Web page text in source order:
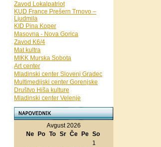
Zavod Lokalpatriot
KUD France Prešern Trnovo –
Ljudmila
KID Pina Koper
Masovna - Nova Gorica
Zavod K6/4
Mat kultra
MIKK Murska Sobota
Art center
Mladinski center Slovenj Gradec
Multimedijski center Gorenjske
Društvo Hiša kulture
Mladinski center Velenje
Avgust 2026
Ne
Po To Sr Če Pe So
1